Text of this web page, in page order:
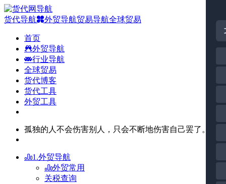
货代导航 外贸导航贸易导航全球贸易
首页
外贸导航
行业导航
全球贸易
货代博客
货代工具
外贸工具
孤独的人不会伤害别人，只会不断地伤害自己罢了。
1.外贸导航
外贸常用
关税查询